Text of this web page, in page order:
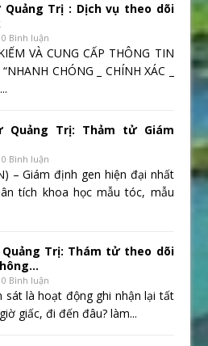
Quảng Trị : Dịch vụ theo dõi
Bình luận
VÀ CUNG CẤP THÔNG TIN
CHÓNG _ CHÍNH XÁC _
Quảng Trị: Thảm tử Giám
Bình luận
– Giám định gen hiện đại nhất
tích khoa học mẫu tóc, mẫu
Trị: Thám tử theo dõi
Bình luận
sát là hoạt động ghi nhận lại tất
giấc, đi đến đâu? làm...